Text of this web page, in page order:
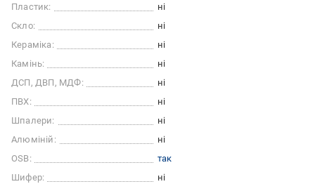
Пластик:
ні
Скло:
ні
Кераміка:
ні
Камінь:
ні
ДСП, ДВП, МДФ:
ні
ПВХ:
ні
Шпалери:
ні
Алюміній:
ні
OSB:
так
Шифер:
ні